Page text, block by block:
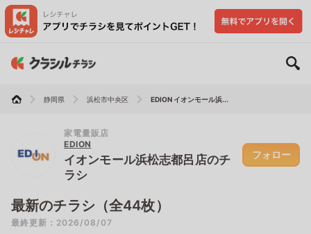
静岡県 浜松市中央区 EDION イオンモール浜...
家電量販店
EDION
イオンモール浜松志都呂店のチ
ラシ
フォロー
最新のチラシ（全44枚）
最終更新：2026/08/07